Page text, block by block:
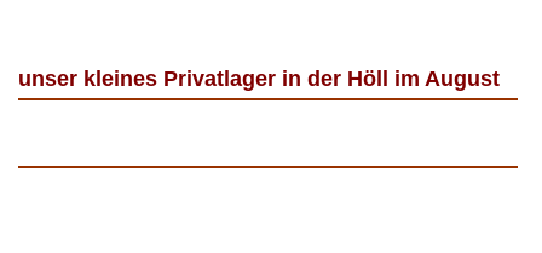
unser kleines Privatlager in der Höll im August